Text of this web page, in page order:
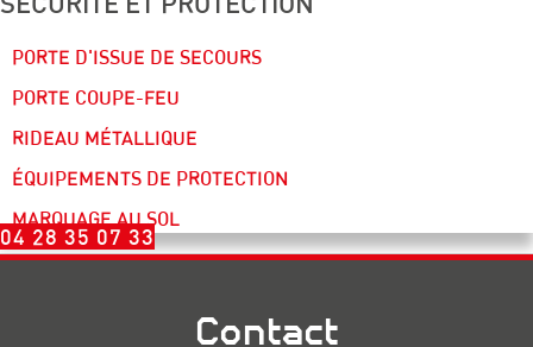
PORTE D'ISSUE DE SECOURS
PORTE COUPE-FEU
RIDEAU MÉTALLIQUE
ÉQUIPEMENTS DE PROTECTION
MARQUAGE AU SOL
04 28 35 07 33
Contact